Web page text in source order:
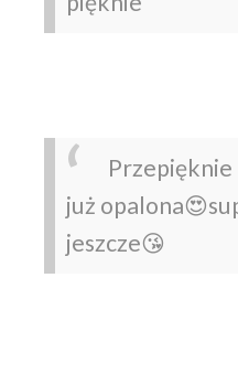
Przepięknie
już
jeszcze😘